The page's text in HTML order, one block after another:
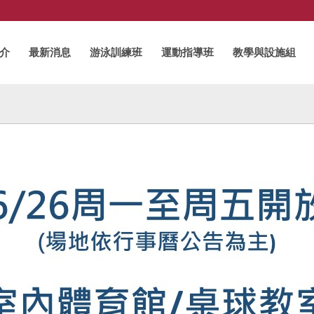
最新消息 游泳訓練班 運動指導班 教學與設施組